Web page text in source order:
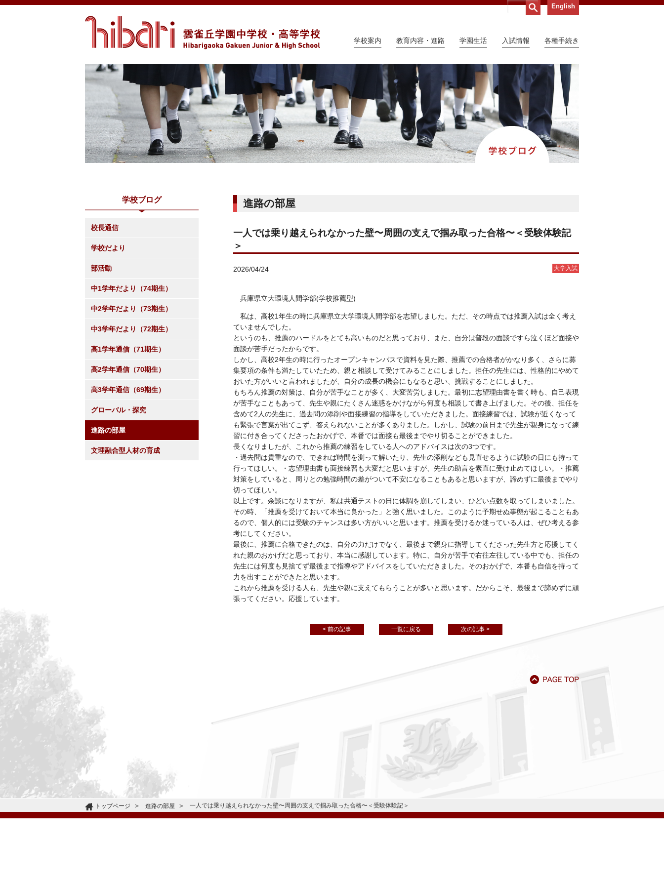
English
学校案内 教育内容・進路 学園生活 入試情報 各種手続き
進路の部屋
一人では乗り越えられなかった壁〜周囲の支えで掴み取った合格〜＜受験体験記
＞
2026/04/24 大学入試
兵庫県立大環境人間学部(学校推薦型)
私は、高校1年生の時に兵庫県立大学環境人間学部を志望しました。ただ、その時点では推薦入試は全く考え
ていませんでした。
というのも、推薦のハードルをとても高いものだと思っており、また、自分は普段の面談ですら泣くほど面接や
面談が苦手だったからです。
しかし、高校2年生の時に行ったオープンキャンパスで資料を見た際、推薦での合格者がかなり多く、さらに募
集要項の条件も満たしていたため、親と相談して受けてみることにしました。担任の先生には、性格的にやめて
おいた方がいいと言われましたが、自分の成長の機会にもなると思い、挑戦することにしました。
もちろん推薦の対策は、自分が苦手なことが多く、大変苦労しました。最初に志望理由書を書く時も、自己表現
が苦手なこともあって、先生や親にたくさん迷惑をかけながら何度も相談して書き上げました。その後、担任を
含めて2人の先生に、過去問の添削や面接練習の指導をしていただきました。面接練習では、試験が近くなって
も緊張で言葉が出てこず、答えられないことが多くありました。しかし、試験の前日まで先生が親身になって練
習に付き合ってくださったおかげで、本番では面接も最後までやり切ることができました。
長くなりましたが、これから推薦の練習をしている人へのアドバイスは次の3つです。
・過去問は貴重なので、できれば時間を測って解いたり、先生の添削なども見直せるように試験の日にも持って
行ってほしい。・志望理由書も面接練習も大変だと思いますが、先生の助言を素直に受け止めてほしい。・推薦
対策をしていると、周りとの勉強時間の差がついて不安になることもあると思いますが、諦めずに最後までやり
切ってほしい。
以上です。余談になりますが、私は共通テストの日に体調を崩してしまい、ひどい点数を取ってしまいました。
その時、「推薦を受けておいて本当に良かった」と強く思いました。このように予期せぬ事態が起こることもあ
るので、個人的には受験のチャンスは多い方がいいと思います。推薦を受けるか迷っている人は、ぜひ考える参
考にしてください。
最後に、推薦に合格できたのは、自分の力だけでなく、最後まで親身に指導してくださった先生方と応援してく
れた親のおかげだと思っており、本当に感謝しています。特に、自分が苦手で右往左往している中でも、担任の
先生には何度も見捨てず最後まで指導やアドバイスをしていただきました。そのおかげで、本番も自信を持って
力を出すことができたと思います。
これから推薦を受ける人も、先生や親に支えてもらうことが多いと思います。だからこそ、最後まで諦めずに頑
張ってください。応援しています。
< 前の記事 一覧に戻る 次の記事 >
学校ブログ
校長通信
学校だより
部活動
中1学年だより（74期生）
中2学年だより（73期生）
中3学年だより（72期生）
高1学年通信（71期生）
高2学年通信（70期生）
高3学年通信（69期生）
グローバル・探究
進路の部屋
文理融合型人材の育成
トップページ 進路の部屋 一人では乗り越えられなかった壁〜周囲の支えで掴み取った合格〜＜受験体験記＞